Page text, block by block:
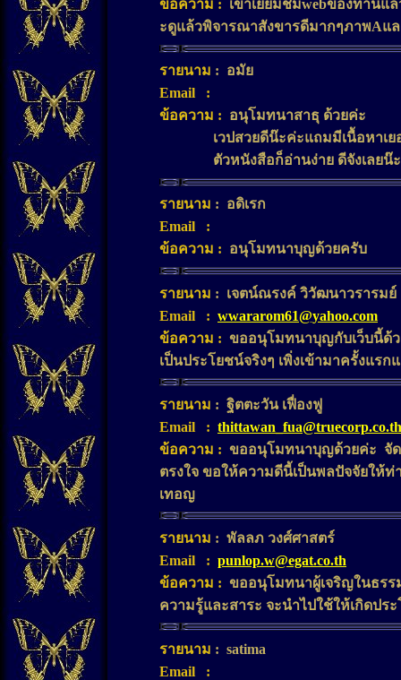
ข้อความ : เข้าเยี่ยมชมwebของท่านแ
ะดูแล้วพิจารณาสังขารดีมากๆภาพAแ
รายนาม : อมัย
Email :
ข้อความ : อนุโมทนาสาธุ ด้วยค่ะ
เวปสวยดีน๊ะค่ะแถมมีเนื้อหาเย
ตัวหนังสือก็อ่านง่าย ดีจังเลยน๊ะ
รายนาม : อดิเรก
Email :
ข้อความ : อนุโมทนาบุญด้วยครับ
รายนาม : เจตน์ณรงค์ วิวัฒนาวรารมย
Email : wwararom61@yahoo.com
ข้อความ : ขออนุโมทนาบุญกับเว็บนี้ด้ว
เป็นประโยชน์จริงๆ เพิ่งเข้ามาครั้งแร
รายนาม : ฐิตตะวัน เฟื่องฟู
Email : thittawan_fua@truecorp.co.th
ข้อความ : ขออนุโมทนาบุญด้วยค่ะ จัด
ตรงใจ ขอให้ความดีนี้เป็นพลปัจจัยให้
เทอญ
รายนาม : พัลลภ วงศ์ศาสตร์
Email
: punlop.w@egat.co.th
ข้อความ : ขออนุโมทนาผู้เจริญในธรร
ความรู้และสาระ จะนำไปใช้ให้เกิดป
รายนาม : satima
Email :